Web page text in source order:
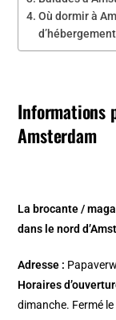
Où dormir à
Informations
Amsterdam
La brocante /
dans le nord
Adresse :
Horaires
dimanche. Fermé